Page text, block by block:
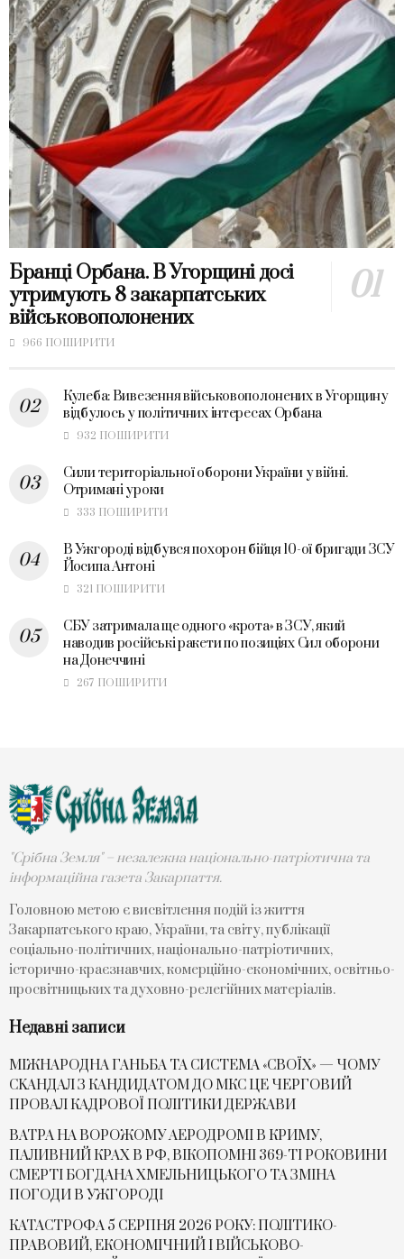
Бранці Орбана. В Угорщині досі
утримують 8 закарпатських
військовополонених
966 ПОШИРИТИ
Кулеба: Вивезення військовополонених в Угорщину
відбулось у політичних інтересах Орбана
932 ПОШИРИТИ
Сили територіальної оборони України у війні.
Отримані уроки
333 ПОШИРИТИ
В Ужгороді відбувся похорон бійця 10-ої бригади ЗСУ
Йосипа Антоні
321 ПОШИРИТИ
СБУ затримала ще одного «крота» в ЗСУ, який
наводив російські ракети по позиціях Сил оборони
на Донеччині
267 ПОШИРИТИ
"Срібна Земля" – незалежна національно-патріотична та
інформаційна газета Закарпаття.
Головною метою є висвітлення подій із життя
Закарпатського краю, України, та світу, публікації
соціально-політичних, національно-патріотичних,
історично-краєзнавчих, комерційно-економічних, освітньо-
просвітницьких та духовно-релегійних матеріалів.
Недавні записи
МІЖНАРОДНА ГАНЬБА ТА СИСТЕМА «СВОЇХ» — ЧОМУ
СKАНДАЛ З КАНДИДАТОМ ДО МКС ЦЕ ЧЕРГОВИЙ
ПРОВАЛ КАДРОВОЇ ПОЛІТИКИ ДЕРЖАВИ
ВАТРА НА ВОРОЖОМУ АЕРОДРОМІ В КРИМУ,
ПАЛИВНИЙ КРАХ В РФ, ВІКОПОМНІ 369-ТІ РОКОВИНИ
СМЕРТІ БОГДАНА ХМЕЛЬНИЦЬКОГО ТА ЗМІНА
ПОГОДИ В УЖГОРОДІ
КАТАСТРОФА 5 СЕРПНЯ 2026 РОКУ: ПОЛІТИКО-
ПРАВОВИЙ, ЕКОНОМІЧНИЙ І ВІЙСЬКОВО-